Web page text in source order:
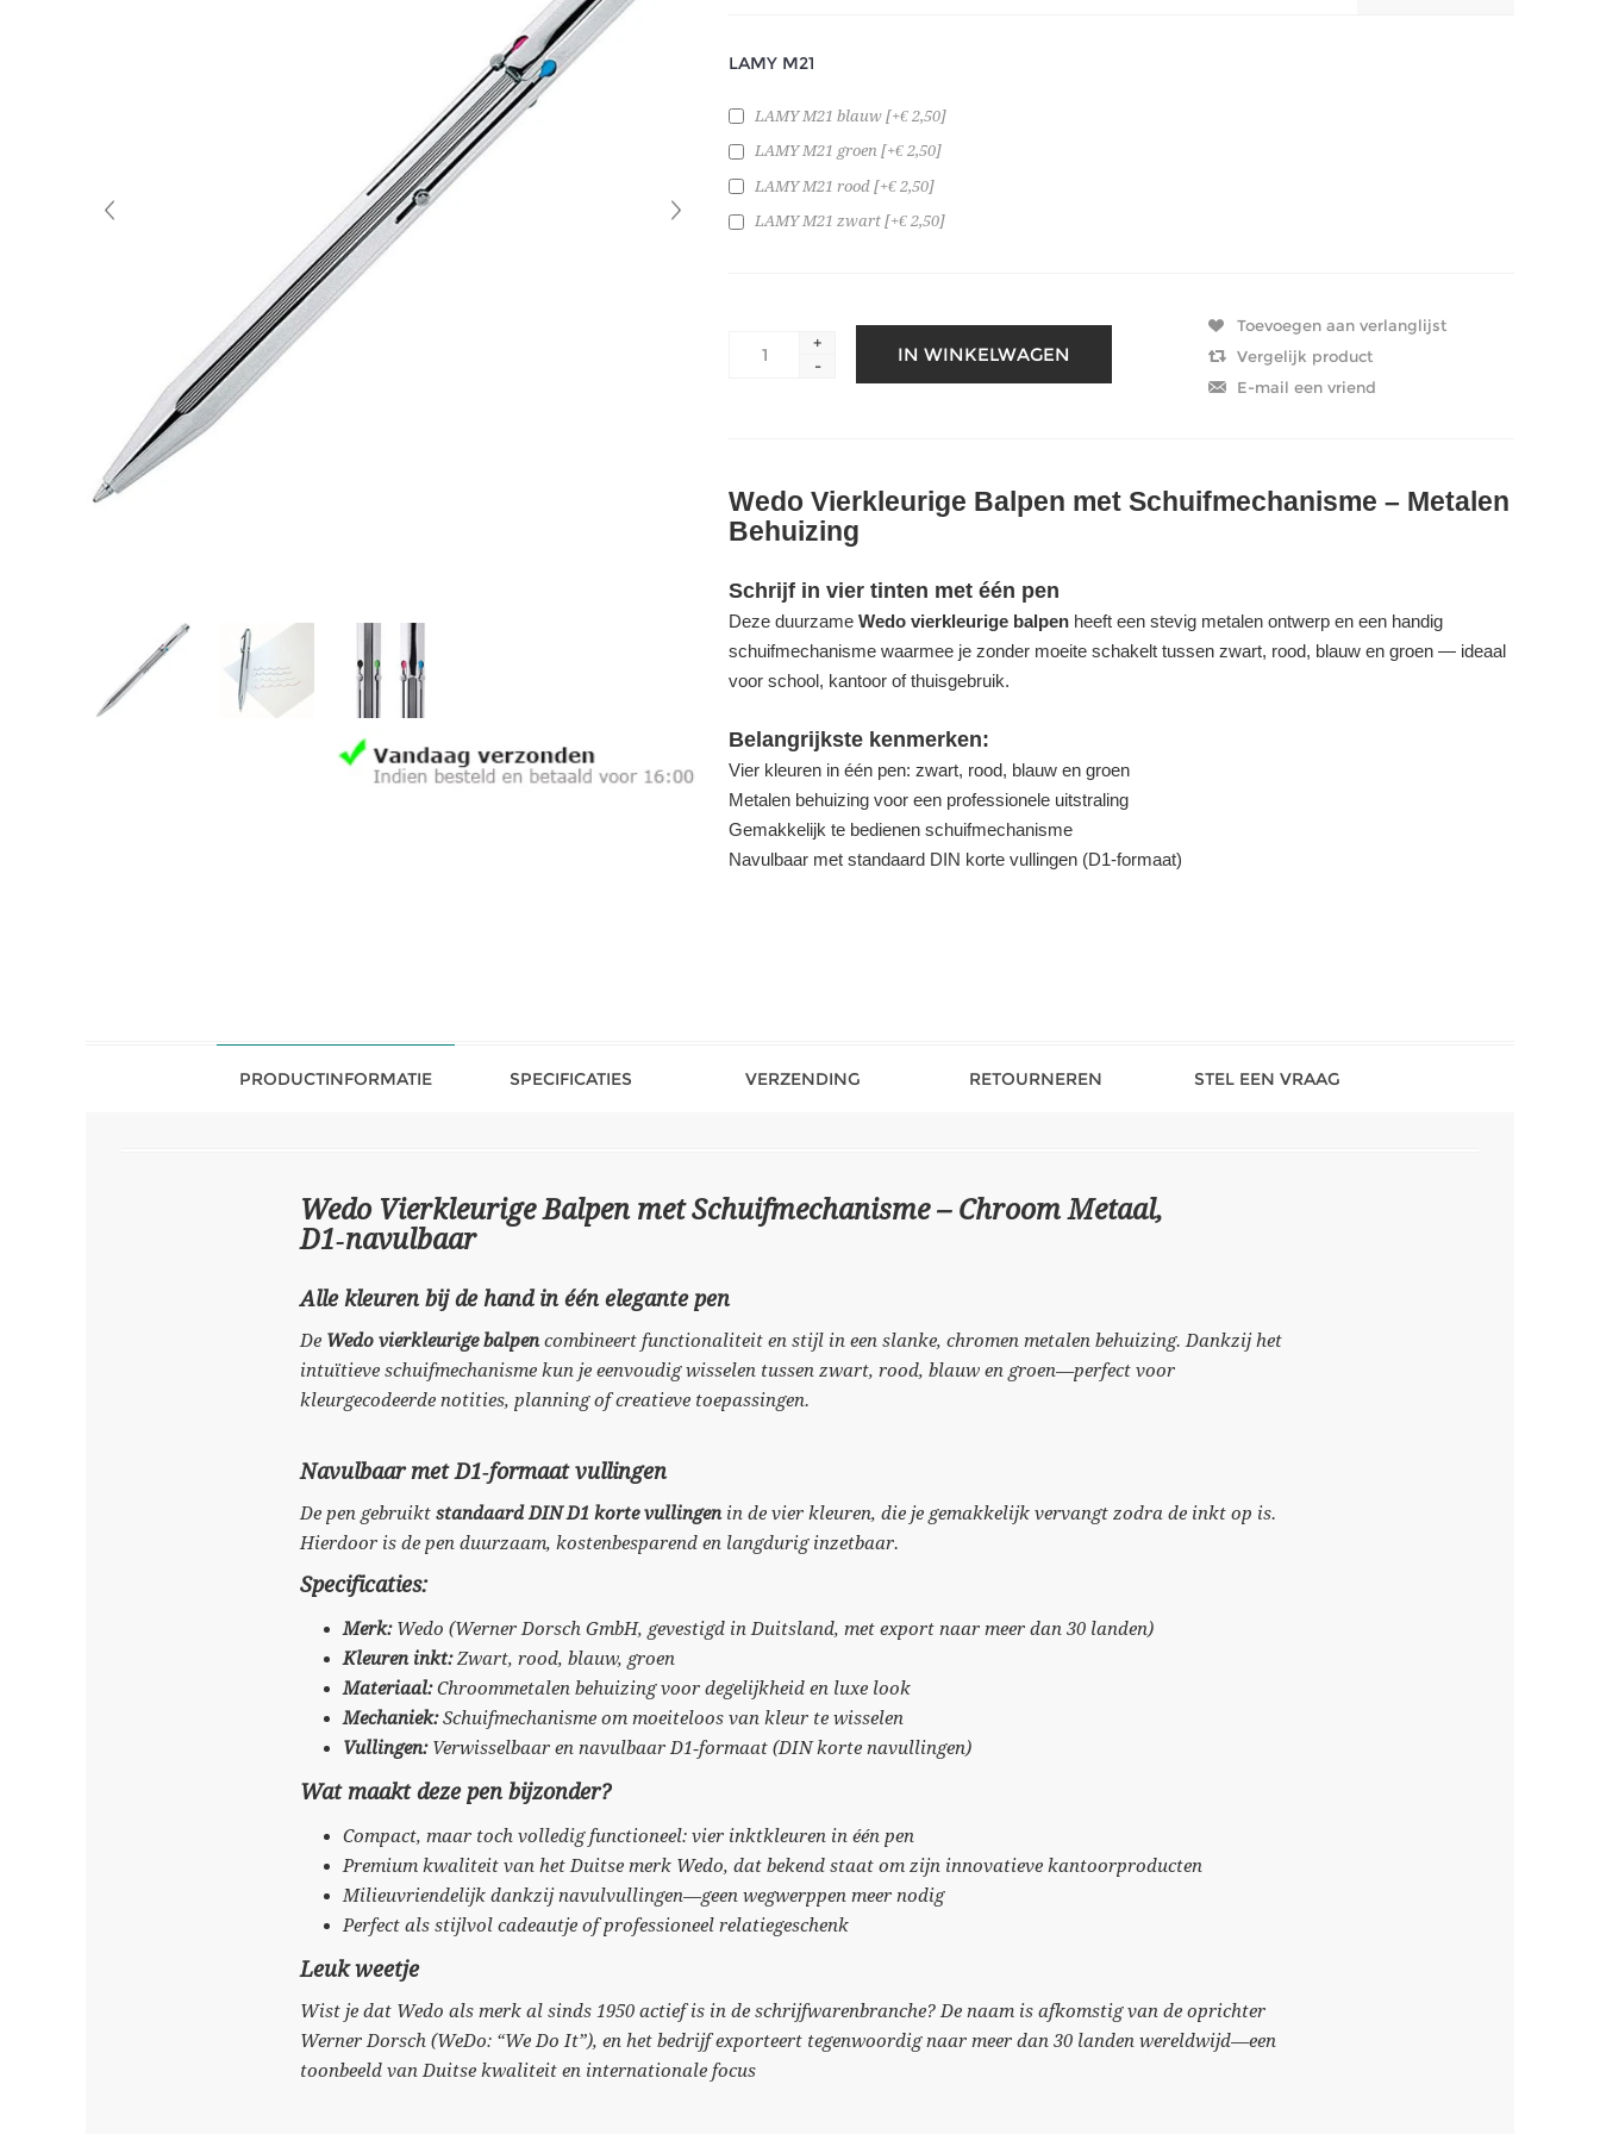
LAMY M21
LAMY M21 blauw [+€ 2,50]
LAMY M21 groen [+€ 2,50]
LAMY M21 rood [+€ 2,50]
LAMY M21 zwart [+€ 2,50]
+
-
Wedo Vierkleurige Balpen met Schuifmechanisme – Metalen
Behuizing
Schrijf in vier tinten met één pen
Deze duurzame Wedo vierkleurige balpen heeft een stevig metalen ontwerp en een handig
schuifmechanisme waarmee je zonder moeite schakelt tussen zwart, rood, blauw en groen — ideaal
voor school, kantoor of thuisgebruik.
Belangrijkste kenmerken:
Vier kleuren in één pen: zwart, rood, blauw en groen
Metalen behuizing voor een professionele uitstraling
Gemakkelijk te bedienen schuifmechanisme
Navulbaar met standaard DIN korte vullingen (D1‑formaat)
PRODUCTINFORMATIE SPECIFICATIES VERZENDING RETOURNEREN STEL EEN VRAAG
Wedo Vierkleurige Balpen met Schuifmechanisme – Chroom Metaal,
D1‑navulbaar
Alle kleuren bij de hand in één elegante pen
De Wedo vierkleurige balpencombineert functionaliteit en stijl in een slanke, chromen metalen behuizing. Dankzij het
intuïtieve schuifmechanisme kun je eenvoudig wisselen tussen zwart, rood, blauw en groen—perfect voor
kleurgecodeerde notities, planning of creatieve toepassingen.
Navulbaar met D1‑formaat vullingen
De pen gebruikt standaard DIN D1 korte vullingenin de vier kleuren, die je gemakkelijk vervangt zodra de inkt op is.
Hierdoor is de pen duurzaam, kostenbesparend en langdurig inzetbaar.
Specificaties:
Merk:Wedo (Werner Dorsch GmbH, gevestigd in Duitsland, met export naar meer dan 30 landen)
Kleuren inkt:Zwart, rood, blauw, groen
Materiaal:Chroommetalen behuizing voor degelijkheid en luxe look
Mechaniek:Schuifmechanisme om moeiteloos van kleur te wisselen
Vullingen:Verwisselbaar en navulbaar D1‑formaat (DIN korte navullingen)
Wat maakt deze pen bijzonder?
Compact, maar toch volledig functioneel: vier inktkleuren in één pen
Premium kwaliteit van het Duitse merk Wedo, dat bekend staat om zijn innovatieve kantoorproducten
Milieuvriendelijk dankzij navulvullingen—geen wegwerppen meer nodig
Perfect als stijlvol cadeautje of professioneel relatiegeschenk
Leuk weetje
Wist je dat Wedo als merk al sinds 1950 actief is in de schrijfwarenbranche? De naam is afkomstig van de oprichter
Werner Dorsch (WeDo: “We Do It”), en het bedrijf exporteert tegenwoordig naar meer dan 30 landen wereldwijd—een
toonbeeld van Duitse kwaliteit en internationale focus